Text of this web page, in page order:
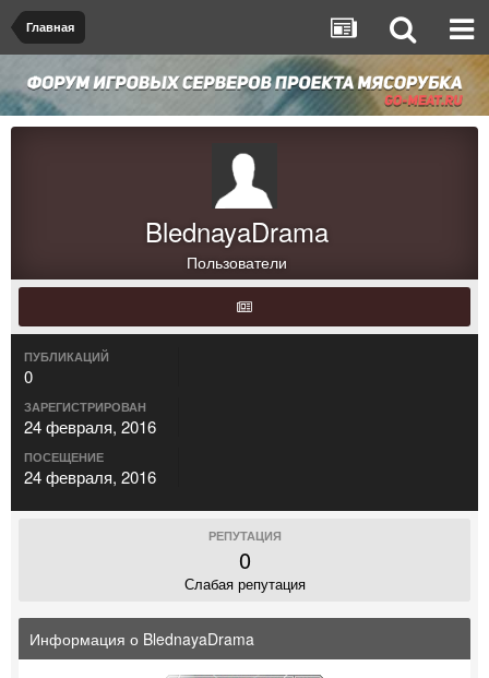
Главная
BlednayaDrama
Пользователи
ПУБЛИКАЦИЙ
0
ЗАРЕГИСТРИРОВАН
24 февраля, 2016
ПОСЕЩЕНИЕ
24 февраля, 2016
РЕПУТАЦИЯ
0
Слабая репутация
Информация о BlednayaDrama